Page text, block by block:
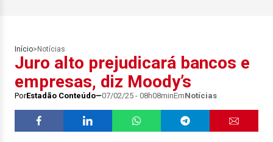
Início> Notícias
Juro alto prejudicará bancos e
empresas, diz Moody’s
PorEstadão Conteúdo 07/02/25 - 08h08minEmNotícias